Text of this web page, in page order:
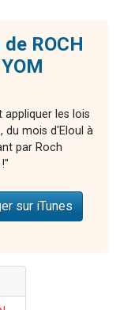
ROCH
appliquer les lois
du mois d'Eloul à
par Roch
sur iTunes